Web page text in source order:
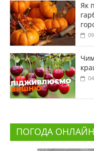
Як
ПОГОДА ОНЛАЙН